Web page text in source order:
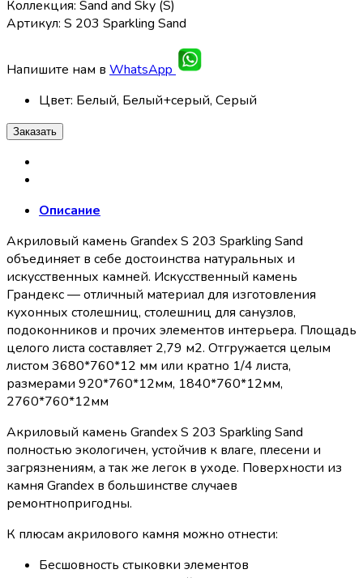
Коллекция: Sand and Sky (S)
Артикул: S 203 Sparkling Sand
Напишите нам в WhatsApp
Цвет: Белый, Белый+cерый, Серый
Заказать
Описание
Акриловый камень Grandex S 203 Sparkling Sand
объединяет в себе достоинства натуральных и
искусственных камней. Искусственный камень
Грандекс — отличный материал для изготовления
кухонных столешниц, столешниц для санузлов,
подоконников и прочих элементов интерьера. Площадь
целого листа составляет 2,79 м2. Отгружается целым
листом 3680*760*12 мм или кратно 1/4 листа,
размерами 920*760*12мм, 1840*760*12мм,
2760*760*12мм
Акриловый камень Grandex S 203 Sparkling Sand
полностью экологичен, устойчив к влаге, плесени и
загрязнениям, а так же легок в уходе. Поверхности из
камня Grandex в большинстве случаев
ремонтнопригодны.
К плюсам акрилового камня можно отнести:
Бесшовность стыковки элементов